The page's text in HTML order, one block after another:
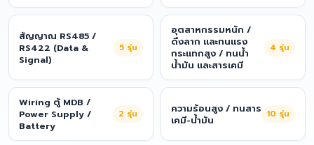
สัญญาณ RS485 /
RS422 (Data &
Signal)
5 รุ่น
อุตสาหกรรมหนัก /
ดึงลาก และทนแรง
กระแทกสูง / ทนน้ำ
น้ำมัน และสารเคมี
4 รุ่น
Wiring ตู้ MDB /
Power Supply /
Battery
2 รุ่น
ความร้อนสูง / ทนสาร
เคมี-น้ำมัน
10 รุ่น